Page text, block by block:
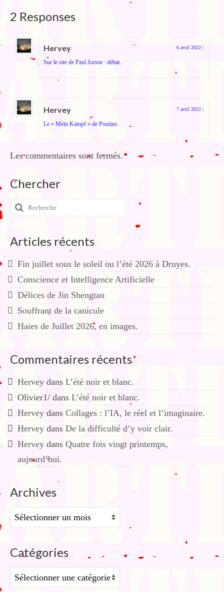
2 Responses
Hervey 6 avril 2022 |
Sur le site de Paul Jorion : débat.
Hervey 7 avril 2022 |
Le « Mein Kampf » de Poutine.
Les commentaires sont fermés.
Chercher
Rechercher
:
Articles récents
Fin juillet sous le soleil ou l’été 2026 à Druyes.
Conscience et Intelligence Artificielle
Délices de Jin Shengtan
Souffrant de la canicule
Haies de Juillet 2026, en images.
Commentaires récents
Hervey dans L’été noir et blanc.
Olivier1/ dans L’été noir et blanc.
Hervey dans Collages : l’IA, le réel et l’imaginaire.
Hervey dans De la difficulté d’y voir clair.
Hervey dans Quatre fois vingt printemps,
aujourd’hui.
Archives
Archives
Catégories
Catégories